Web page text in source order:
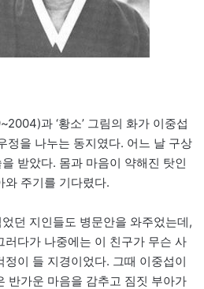
과 ‘황소’ 그림의 화가 이중섭
정을 나누는 동지였다. 어느 날 구상
받았다. 몸과 마음이 약해진 탓인
와 주기를 기다렸다.
던 지인들도 병문안을 와주었는데,
러다가 나중에는 이 친구가 무슨 사
이 들 지경이었다. 그때 이중섭이
반가운 마음을 감추고 짐짓 부아가